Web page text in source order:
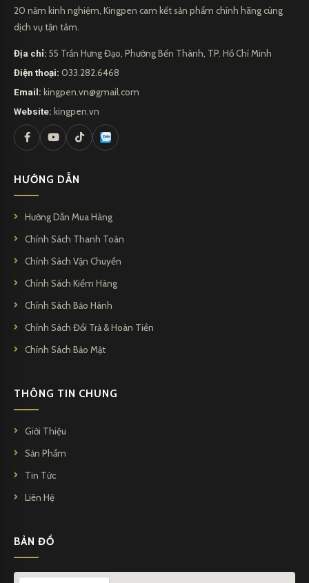
trong từng chi tiết, độ mượt mà của ngòi viết, và cảm giác thoải
mái khi sử dụng. Bất kỳ ai yêu thích viết, từ những nhà văn sáng
tạo, doanh nhân thành đạt cho đến những người yêu thư pháp,
đều sẽ tìm thấy sự hài lòng tuyệt đối với các sản phẩm
củaKingpen.
Với cam kết về chất lượng và dịch vụ khách hàng xuất sắc,
Kingpen không chỉ là một công ty bút bi mà còn là đối tác đáng
Montblanc Meisterstuck Rose Gold-Coated Fountain Pen MB112676
20 năm kinh nghiệm, Kingpen cam kết sản phẩm chính hãng cùng
dịch vụ tận tâm.
Địa chỉ: 55 Trần Hưng Đạo, Phường Bến Thành, TP. Hồ Chí Minh
Điện thoại: 033.282.6468
Email: kingpen.vn@gmail.com
Website: kingpen.vn
HƯỚNG DẪN
Hướng Dẫn Mua Hàng
Chính Sách Thanh Toán
Chính Sách Vận Chuyển
Chính Sách Kiểm Hàng
Chính Sách Bảo Hành
Chính Sách Đổi Trả & Hoàn Tiền
Chính Sách Bảo Mật
THÔNG TIN CHUNG
Giới Thiệu
Sản Phẩm
Tin Tức
Liên Hệ
BẢN ĐỒ